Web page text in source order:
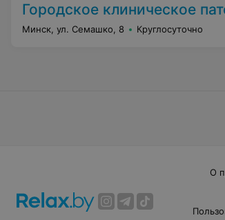
Городское клиническое
Минск, ул. Семашко, 8 Круглосуточно
О